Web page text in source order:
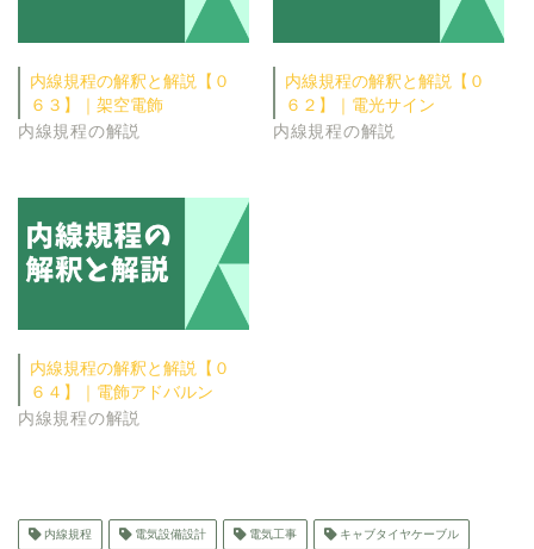
内線規程の解釈と解説【０
６３】｜架空電飾
内線規程の解説
内線規程の解釈と解説【０
６２】｜電光サイン
内線規程の解説
内線規程の解釈と解説【０
６４】｜電飾アドバルン
内線規程の解説
内線規程 電気設備設計 電気工事 キャブタイヤケーブル